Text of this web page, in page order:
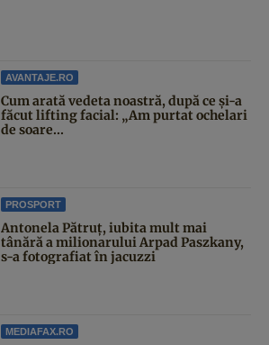
AVANTAJE.RO
Cum arată vedeta noastră, după ce și-a
făcut lifting facial: „Am purtat ochelari
de soare...
PROSPORT
Antonela Pătruț, iubita mult mai
tânără a milionarului Arpad Paszkany,
s-a fotografiat în jacuzzi
MEDIAFAX.RO